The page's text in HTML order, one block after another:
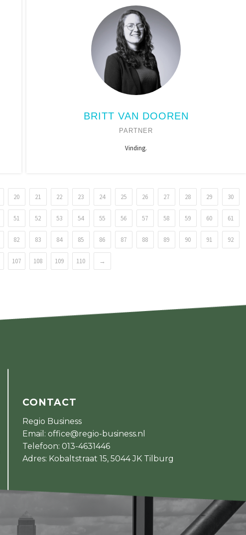
BRITT VAN DOOREN
PARTNER
Vinding.
20 21 22 23 24 25 26 27 28 29 30
51 52 53 54 55 56 57 58 59 60 61
82 83 84 85 86 87 88 89 90 91 92
107 108 109 110 →
CONTACT
Regio Business
Email: office@regio-business.nl
Telefoon: 013-4631446
Adres: Kobaltstraat 15, 5044 JK Tilburg